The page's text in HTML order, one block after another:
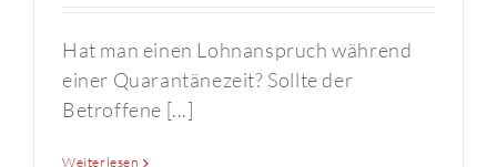
Hat man einen Lohnanspruch während
einer Quarantänezeit? Sollte der
Betroffene [...]
Weiterlesen